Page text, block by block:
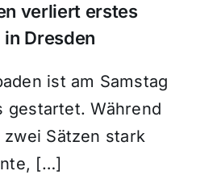
verliert erstes
Dresden
ist am Samstag
gestartet. Während
Sätzen stark
[…]